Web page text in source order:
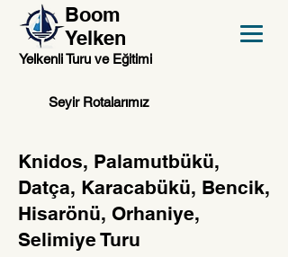
Boom
Yelken
Yelkenli Turu ve Eğitimi
Seyir Rotalarımız
Knidos, Palamutbükü,
Datça, Karacabükü, Bencik,
Hisarönü, Orhaniye,
Selimiye Turu